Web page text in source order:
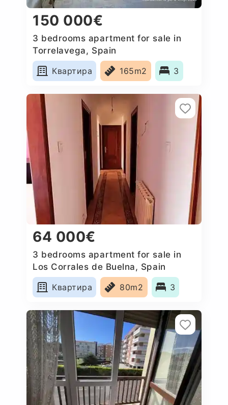
150 000€
3 bedrooms apartment for sale in
Torrelavega, Spain
Квартира
165m2 3
64 000€
3 bedrooms apartment for sale in
Los Corrales de Buelna, Spain
Квартира
80m2 3